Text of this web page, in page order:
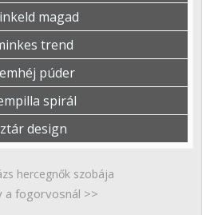
magad
trend
púder
spirál
design
hercegnők szobája
a fogorvosnál >>